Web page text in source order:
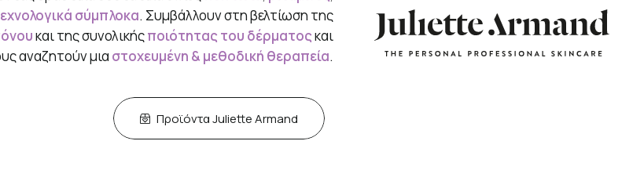
σύμπλοκα. Συμβάλλουν στη βελτίωση της
και της συνολικήςποιότητας του δέρματοςκαι
αναζητούν μια στοχευμένη & μεθοδική θεραπεία.
Προϊόντα Juliette Armand